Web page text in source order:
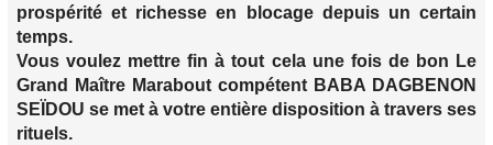
prospérité et richesse en blocage depuis un certain
temps.
Vous voulez mettre fin à tout cela une fois de bon Le
Grand Maître Marabout compétent BABA DAGBENON
SEÏDOU se met à votre entière disposition à travers ses
rituels.